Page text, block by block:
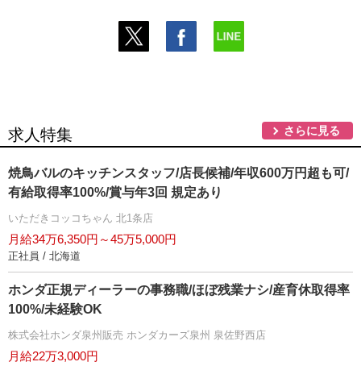
求人特集 さらに見る
焼鳥バルのキッチンスタッフ/店長候補/年収600万円超も可/
有給取得率100%/賞与年3回 規定あり
いただきコッコちゃん 北1条店
月給34万6,350円～45万5,000円
正社員 / 北海道
ホンダ正規ディーラーの事務職/ほぼ残業ナシ/産育休取得率
100%/未経験OK
株式会社ホンダ泉州販売 ホンダカーズ泉州 泉佐野西店
月給22万3,000円